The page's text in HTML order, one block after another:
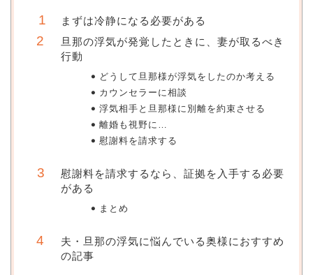
まずは冷静になる必要がある
旦那の浮気が発覚したときに、妻が取るべき
行動
どうして旦那様が浮気をしたのか考える
カウンセラーに相談
浮気相手と旦那様に別離を約束させる
離婚も視野に…
慰謝料を請求する
慰謝料を請求するなら、証拠を入手する必要
がある
まとめ
夫・旦那の浮気に悩んでいる奥様におすすめ
の記事